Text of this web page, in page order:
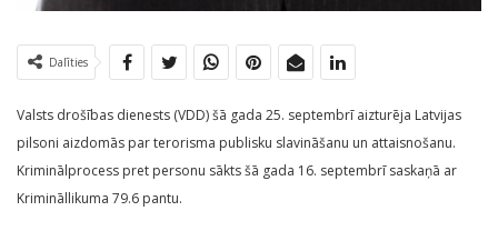
Dalīties
Valsts drošības dienests (VDD) šā gada 25. septembrī aizturēja Latvijas
pilsoni aizdomās par terorisma publisku slavināšanu un attaisnošanu.
Kriminālprocess pret personu sākts šā gada 16. septembrī saskaņā ar
Krimināllikuma 79.6 pantu.